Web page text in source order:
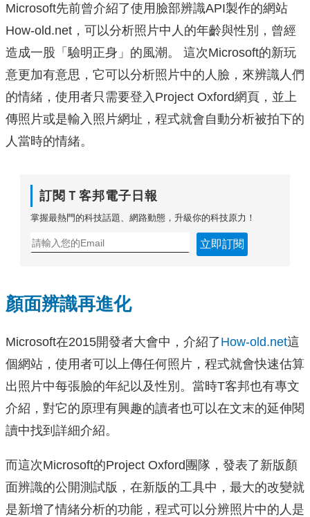
Microsoft先前曾介紹了使用臉部辨識API製作的網站
How-old.net，可以分析照片中人的年齡與性別，曾經
造成一股「驗明正身」的風潮。 這次Microsoft的新玩
意更加有意思，它可以分析照片中的人臉，來辨識人們
的情緒，使用者只需要登入Project Oxford網頁，並上
傳照片或是輸入照片網址，程式就會自動分析被拍下的
人當時的情緒。
訂閱Ｔ客邦電子日報
掌握最熱門的科技話題、網路動態，升級你的科技原力！
立即訂閱
顏面辨識再進化
Microsoft在2015開發者大會中，介紹了How-old.net這
個網站，使用者可以上傳任何照片，程式就會快速估算
出照片中每張臉的年紀以及性別。當時T客邦也有專文
介紹，對它的原理有興趣的讀者也可以在文末的延伸閱
讀中找到詳細介紹。
而這次Microsoft的Project Oxford團隊，發表了新版顏
面辨識的公開測試版，在新版的工具中，最大的改變就
是新增了情緒分析的功能，程式可以分辨照片中的人是